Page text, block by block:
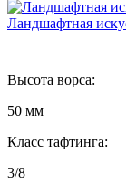
Ландшафтная
Высота ворса:
50 мм
Класс тафтинга:
3/8